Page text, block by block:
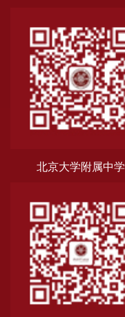
北京大学附属中学